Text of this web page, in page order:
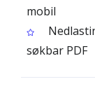
mobil
søkbar PDF